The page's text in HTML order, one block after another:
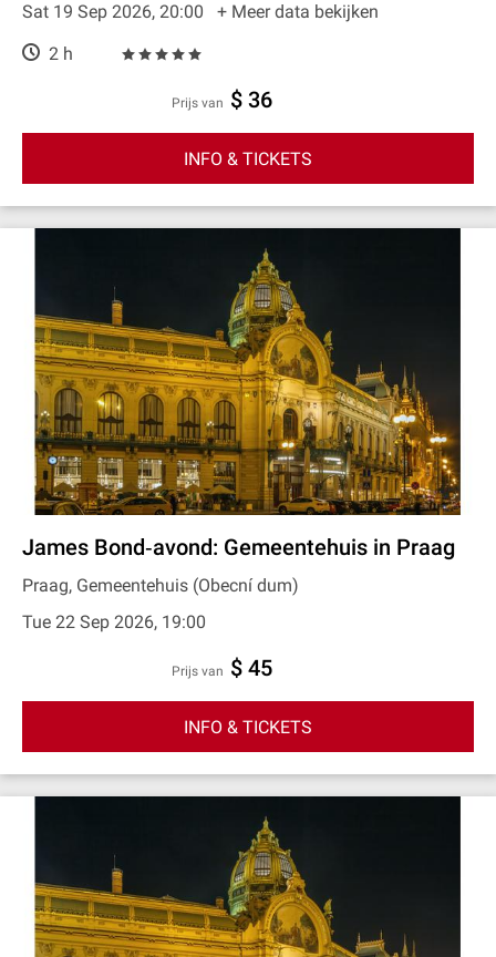
Sat 19 Sep 2026, 20:00
+ Meer data bekijken
2 h
prijs van $ 36
INFO & TICKETS
James Bond‐avond: Gemeentehuis in Praag
Praag, Gemeentehuis (Obecní dum)
Tue 22 Sep 2026, 19:00
prijs van $ 45
INFO & TICKETS